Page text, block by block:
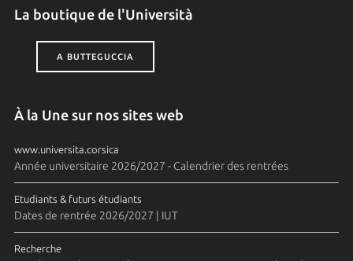
La boutique de l'Università
A BUTTEGUCCIA
À la Une sur nos sites web
www.universita.corsica
Année universitaire 2026/2027 - Calendrier des rentrées
Etudiants & futurs étudiants
Dates de rentrée 2026/2027 | IUT
Recherche